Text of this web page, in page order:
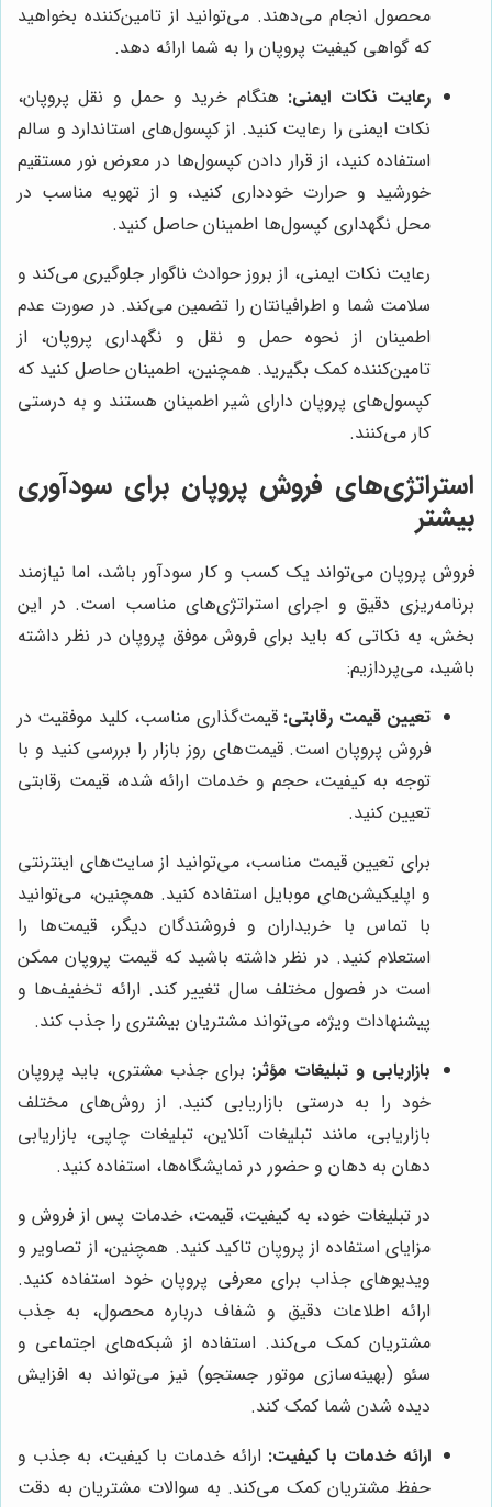
محصول انجام می‌دهند. می‌توانید از تامین‌کننده بخواهید
که گواهی کیفیت پروپان را به شما ارائه دهد.
رعایت نکات ایمنی: هنگام خرید و حمل و نقل پروپان،
نکات ایمنی را رعایت کنید. از کپسول‌های استاندارد و سالم
استفاده کنید، از قرار دادن کپسول‌ها در معرض نور مستقیم
خورشید و حرارت خودداری کنید، و از تهویه مناسب در
محل نگهداری کپسول‌ها اطمینان حاصل کنید.
رعایت نکات ایمنی، از بروز حوادث ناگوار جلوگیری می‌کند و
سلامت شما و اطرافیانتان را تضمین می‌کند. در صورت عدم
اطمینان از نحوه حمل و نقل و نگهداری پروپان، از
تامین‌کننده کمک بگیرید. همچنین، اطمینان حاصل کنید که
کپسول‌های پروپان دارای شیر اطمینان هستند و به درستی
کار می‌کنند.
استراتژی‌های فروش پروپان برای سودآوری
بیشتر
فروش پروپان می‌تواند یک کسب و کار سودآور باشد، اما نیازمند
برنامه‌ریزی دقیق و اجرای استراتژی‌های مناسب است. در این
بخش، به نکاتی که باید برای فروش موفق پروپان در نظر داشته
باشید، می‌پردازیم:
تعیین قیمت رقابتی: قیمت‌گذاری مناسب، کلید موفقیت در
فروش پروپان است. قیمت‌های روز بازار را بررسی کنید و با
توجه به کیفیت، حجم و خدمات ارائه شده، قیمت رقابتی
تعیین کنید.
برای تعیین قیمت مناسب، می‌توانید از سایت‌های اینترنتی
و اپلیکیشن‌های موبایل استفاده کنید. همچنین، می‌توانید
با تماس با خریداران و فروشندگان دیگر، قیمت‌ها را
استعلام کنید. در نظر داشته باشید که قیمت پروپان ممکن
است در فصول مختلف سال تغییر کند. ارائه تخفیف‌ها و
پیشنهادات ویژه، می‌تواند مشتریان بیشتری را جذب کند.
بازاریابی و تبلیغات مؤثر: برای جذب مشتری، باید پروپان
خود را به درستی بازاریابی کنید. از روش‌های مختلف
بازاریابی، مانند تبلیغات آنلاین، تبلیغات چاپی، بازاریابی
دهان به دهان و حضور در نمایشگاه‌ها، استفاده کنید.
در تبلیغات خود، به کیفیت، قیمت، خدمات پس از فروش و
مزایای استفاده از پروپان تاکید کنید. همچنین، از تصاویر و
ویدیوهای جذاب برای معرفی پروپان خود استفاده کنید.
ارائه اطلاعات دقیق و شفاف درباره محصول، به جذب
مشتریان کمک می‌کند. استفاده از شبکه‌های اجتماعی و
سئو (بهینه‌سازی موتور جستجو) نیز می‌تواند به افزایش
دیده شدن شما کمک کند.
ارائه خدمات با کیفیت: ارائه خدمات با کیفیت، به جذب و
حفظ مشتریان کمک می‌کند. به سوالات مشتریان به دقت